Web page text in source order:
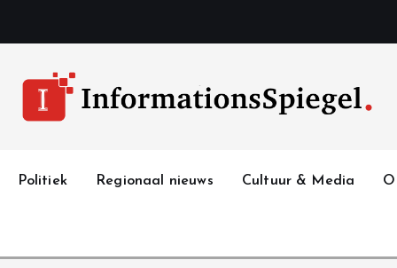
Politiek Regionaal nieuws Cultuur & Media